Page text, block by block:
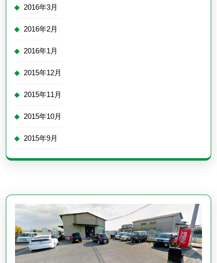
2016年3月
2016年2月
2016年1月
2015年12月
2015年11月
2015年10月
2015年9月